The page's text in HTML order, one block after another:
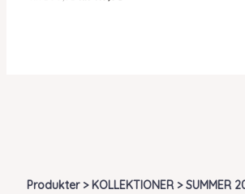
Produkter > KOLLEKTIONER > SUMMER